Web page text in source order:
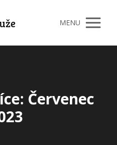
MENU
Červenec